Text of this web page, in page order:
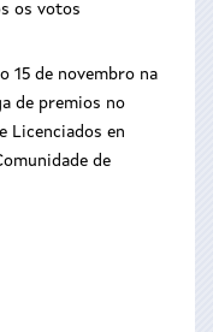
os votos
15 de novembro na
de premios no
Licenciados en
de